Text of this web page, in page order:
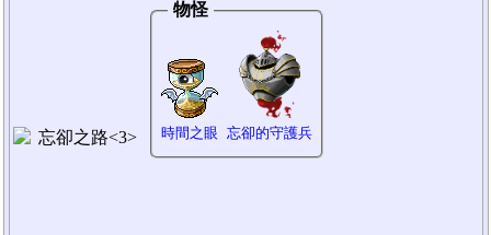
物怪
時間之眼 忘卻的守護兵